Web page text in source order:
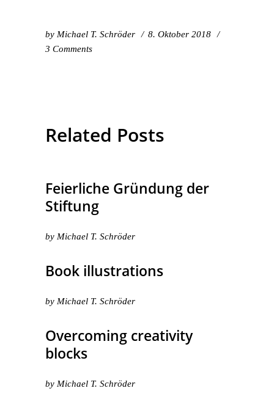
by Michael T. Schröder
8. Oktober 2018
3 Comments
Related Posts
Feierliche Gründung der
Stiftung
by Michael T. Schröder
Book illustrations
by Michael T. Schröder
Overcoming creativity
blocks
by Michael T. Schröder